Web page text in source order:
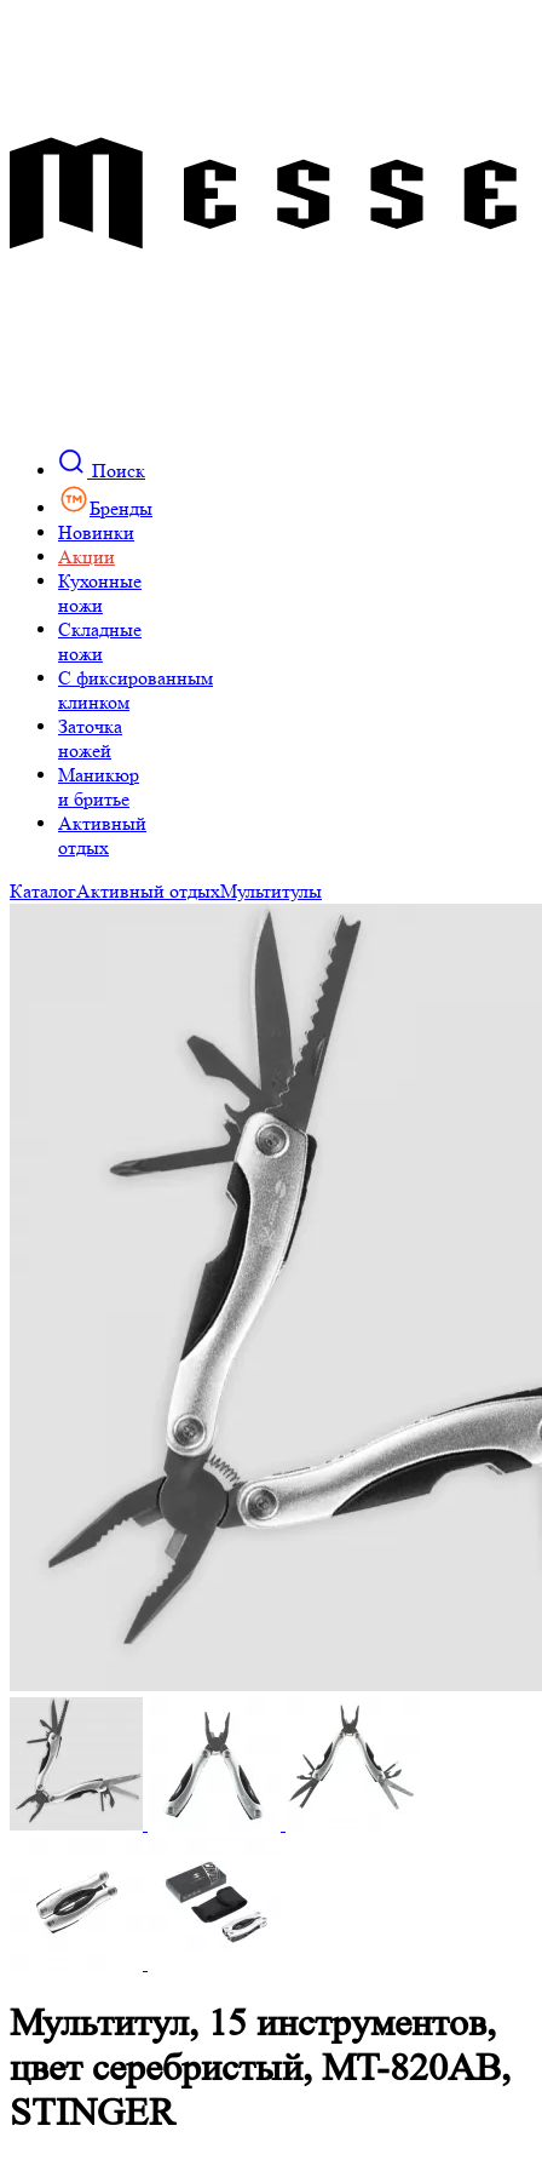
Поиск
Бренды
Новинки
Акции
Кухонные
ножи
Складные
ножи
C фиксированным
клинком
Заточка
ножей
Маникюр
и бритье
Активный
отдых
КаталогАктивный отдыхМультитулы
Мультитул, 15 инструментов,
цвет серебристый, MT-820AB,
STINGER